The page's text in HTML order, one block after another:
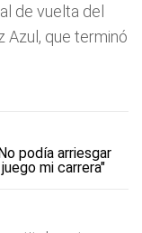
de vuelta del
Azul, que terminó
podía arriesgar
mi carrera"